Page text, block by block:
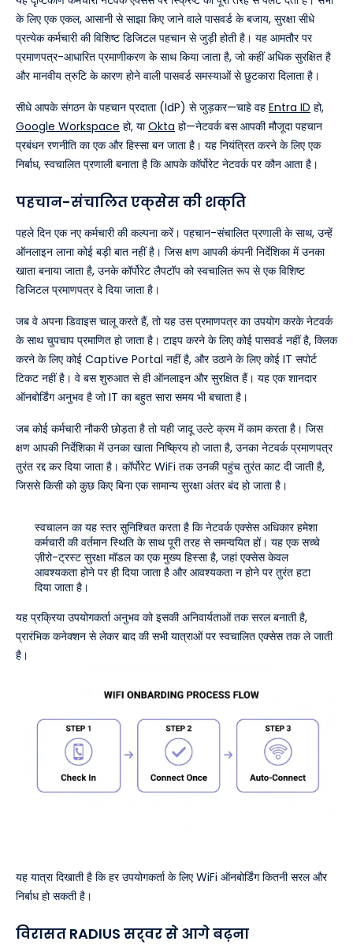
के लिए एक एकल, आसानी से साझा किए जाने वाले पासवर्ड के बजाय, सुरक्षा सीधे
प्रत्येक कर्मचारी की विशिष्ट डिजिटल पहचान से जुड़ी होती है। यह आमतौर पर
प्रमाणपत्र-आधारित प्रमाणीकरण के साथ किया जाता है, जो कहीं अधिक सुरक्षित है
और मानवीय त्रुटि के कारण होने वाली पासवर्ड समस्याओं से छुटकारा दिलाता है।
सीधे आपके संगठन के पहचान प्रदाता (IdP) से जुड़कर—चाहे वह Entra ID हो,
Google Workspace हो, याOkta हो—नेटवर्क बस आपकी मौजूदा पहचान
प्रबंधन रणनीति का एक और हिस्सा बन जाता है। यह नियंत्रित करने के लिए एक
निर्बाध, स्वचालित प्रणाली बनाता है कि आपके कॉर्पोरेट नेटवर्क पर कौन आता है।
पहचान-संचालित एक्सेस की शक्ति
पहले दिन एक नए कर्मचारी की कल्पना करें। पहचान-संचालित प्रणाली के साथ, उन्हें
ऑनलाइन लाना कोई बड़ी बात नहीं है। जिस क्षण आपकी कंपनी निर्देशिका में उनका
खाता बनाया जाता है, उनके कॉर्पोरेट लैपटॉप को स्वचालित रूप से एक विशिष्ट
डिजिटल प्रमाणपत्र दे दिया जाता है।
जब वे अपना डिवाइस चालू करते हैं, तो यह उस प्रमाणपत्र का उपयोग करके नेटवर्क
के साथ चुपचाप प्रमाणित हो जाता है। टाइप करने के लिए कोई पासवर्ड नहीं है, क्लिक
करने के लिए कोई Captive Portal नहीं है, और उठाने के लिए कोई IT सपोर्ट
टिकट नहीं है। वे बस शुरुआत से ही ऑनलाइन और सुरक्षित हैं। यह एक शानदार
ऑनबोर्डिंग अनुभव है जो IT का बहुत सारा समय भी बचाता है।
जब कोई कर्मचारी नौकरी छोड़ता है तो यही जादू उल्टे क्रम में काम करता है। जिस
क्षण आपकी निर्देशिका में उनका खाता निष्क्रिय हो जाता है, उनका नेटवर्क प्रमाणपत्र
तुरंत रद्द कर दिया जाता है। कॉर्पोरेट WiFi तक उनकी पहुंच तुरंत काट दी जाती है,
जिससे किसी को कुछ किए बिना एक सामान्य सुरक्षा अंतर बंद हो जाता है।
स्वचालन का यह स्तर सुनिश्चित करता है कि नेटवर्क एक्सेस अधिकार हमेशा
कर्मचारी की वर्तमान स्थिति के साथ पूरी तरह से समन्वयित हों। यह एक सच्चे
ज़ीरो-ट्रस्ट सुरक्षा मॉडल का एक मुख्य हिस्सा है, जहां एक्सेस केवल
आवश्यकता होने पर ही दिया जाता है और आवश्यकता न होने पर तुरंत हटा
दिया जाता है।
यह प्रक्रिया उपयोगकर्ता अनुभव को इसकी अनिवार्यताओं तक सरल बनाती है,
प्रारंभिक कनेक्शन से लेकर बाद की सभी यात्राओं पर स्वचालित एक्सेस तक ले जाती
है।
यह यात्रा दिखाती है कि हर उपयोगकर्ता के लिए WiFi ऑनबोर्डिंग कितनी सरल और
निर्बाध हो सकती है।
विरासत RADIUS सर्वर से आगे बढ़ना